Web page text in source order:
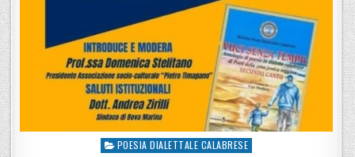
Posted in
POESIA DIALETTALE CALABRESE